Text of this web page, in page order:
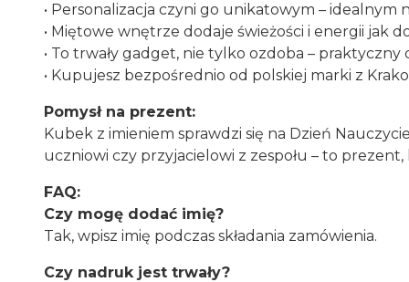
• Personalizacja czyni go unikatowym – idealnym
• Miętowe wnętrze dodaje świeżości i energii jak
• To trwały gadget, nie tylko ozdoba –
• Kupujesz bezpośrednio od polskiej marki z
Pomysł na prezent:
Kubek z imieniem sprawdzi się na Dzień
uczniowi czy przyjacielowi z zespołu – to
FAQ:
Czy mogę dodać imię?
Tak, wpisz imię podczas składania zamówienia.
Czy nadruk jest trwały?